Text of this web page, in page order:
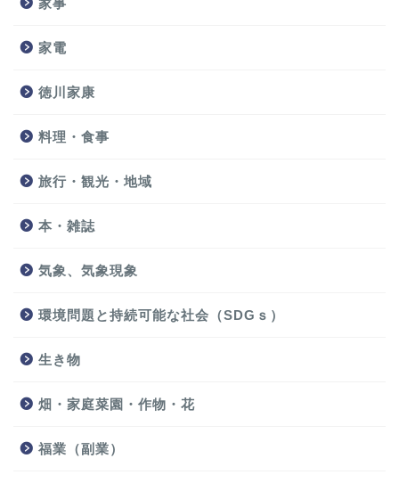
家電
徳川家康
料理・食事
旅行・観光・地域
本・雑誌
気象、気象現象
環境問題と持続可能な社会（SDGｓ）
生き物
畑・家庭菜園・作物・花
福業（副業）